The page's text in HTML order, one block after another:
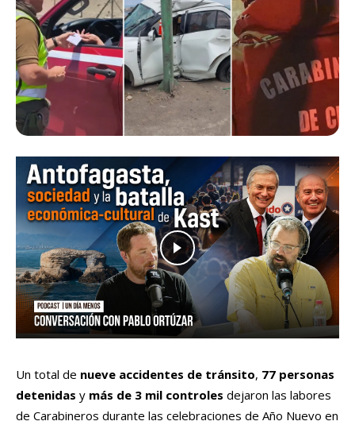
Un total de nueve accidentes de tránsito, 77 personas
detenidas y más de 3 mil controles dejaron las labores
de Carabineros durante las celebraciones de Año Nuevo en